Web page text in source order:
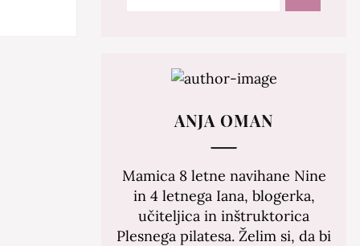
ANJA OMAN
Mamica 8 letne navihane Nine
in 4 letnega Iana, blogerka,
učiteljica in inštruktorica
Plesnega pilatesa. Želim si, da bi